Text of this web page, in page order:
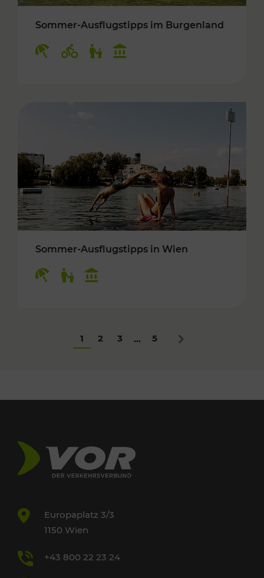
Sommer-Ausflugstipps im Burgenland
Sommer-Ausflugstipps in Wien
1 2 3 ... 5 Nächstes
Europaplatz 3/3
1150 Wien
+43 800 22 23 24